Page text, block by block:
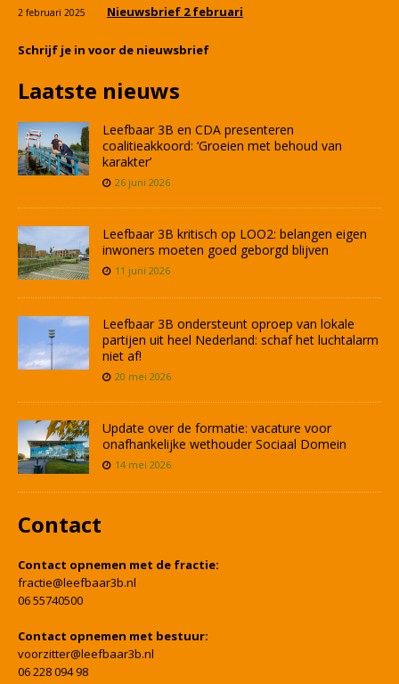
2 februari 2025 Nieuwsbrief 2 februari
Schrijf je in voor de nieuwsbrief
Laatste nieuws
Leefbaar 3B en CDA presenteren
coalitieakkoord: ‘Groeien met behoud van
karakter’
26 juni 2026
Leefbaar 3B kritisch op LOO2: belangen eigen
inwoners moeten goed geborgd blijven
11 juni 2026
Leefbaar 3B ondersteunt oproep van lokale
partijen uit heel Nederland: schaf het luchtalarm
niet af!
20 mei 2026
Update over de formatie: vacature voor
onafhankelijke wethouder Sociaal Domein
14 mei 2026
Contact
Contact opnemen met de fractie:
fractie@leefbaar3b.nl
06 55740500
Contact opnemen met bestuur:
voorzitter@leefbaar3b.nl
06 228 094 98